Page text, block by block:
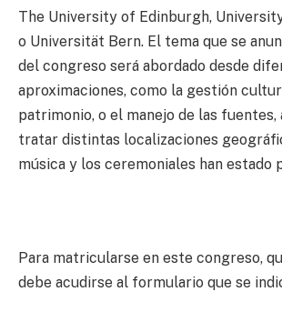
The University of Edinburgh,
o Universität Bern. El tema que se
del congreso será abordado desde
aproximaciones, como la gestión
patrimonio, o el manejo de las fuentes,
tratar distintas localizaciones
música y los ceremoniales han estado
Para matricularse en este congreso,
debe acudirse al formulario que se